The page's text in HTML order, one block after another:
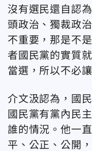
沒有選民還自認
頭政治、獨裁政
不重要，那是不
者國民黨的實質
當選，所以不必
介文汲認為，國
國民黨有黨內民
誰的情況。他一
平、公正、公開